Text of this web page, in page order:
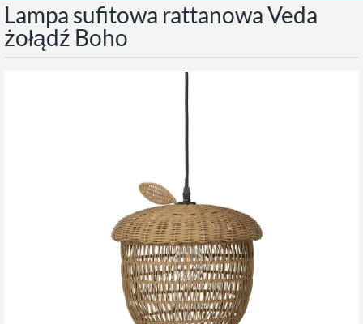
Lampa sufitowa rattanowa Veda
żołądź Boho